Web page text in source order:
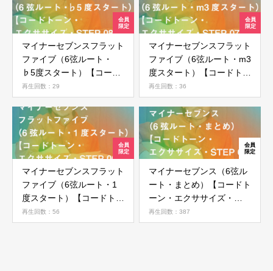
マイナーセブンスフラット
ファイブ（6弦ルート・
♭5度スタート）【コード
トーン・エクササイズ・
STEP 08】
再生回数：29
マイナーセブンスフラット
ファイブ（6弦ルート・m3
度スタート）【コードトー
ン・エクササイズ・STEP
07】
再生回数：36
マイナーセブンスフラット
ファイブ（6弦ルート・1
度スタート）【コードトー
ン・エクササイズ・STEP
06】
再生回数：56
マイナーセブンス（6弦ル
ート・まとめ）【コードト
ーン・エクササイズ・
STEP 05】
再生回数：387